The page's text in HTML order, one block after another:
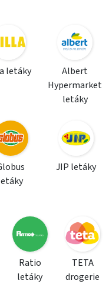
letáky
Albert
Hypermarket
letáky
JIP letáky
Ratio
letáky
TETA
drogerie